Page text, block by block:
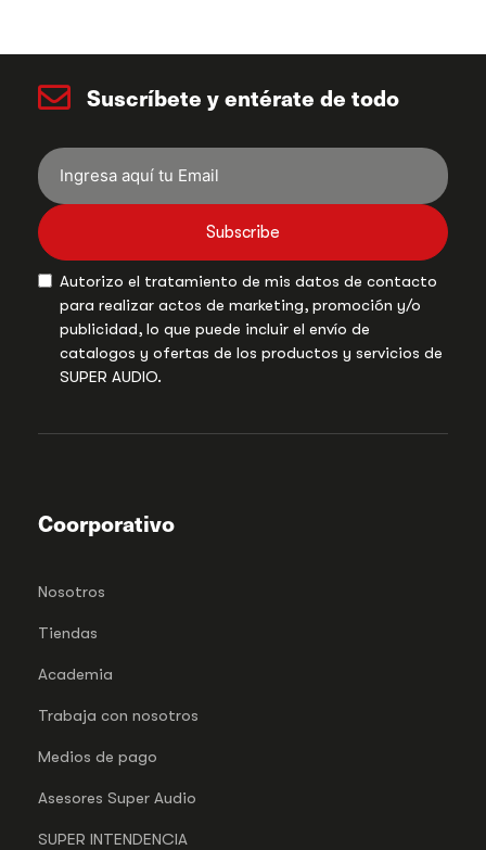
Suscríbete y entérate de todo
Subscribe
Autorizo el tratamiento de mis datos de contacto
para realizar actos de marketing, promoción y/o
publicidad, lo que puede incluir el envío de
catalogos y ofertas de los productos y servicios de
SUPER AUDIO.
Coorporativo
Nosotros
Tiendas
Academia
Trabaja con nosotros
Medios de pago
Asesores Super Audio
SUPER INTENDENCIA